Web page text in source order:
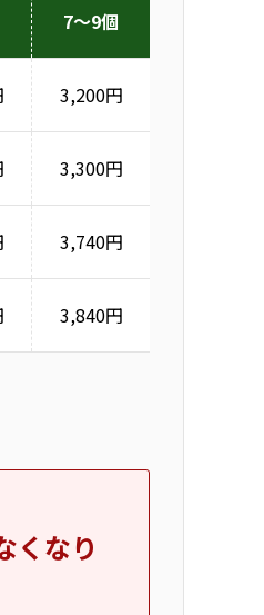
7～9個
3,200円
3,300円
3,740円
3,840円
くなり